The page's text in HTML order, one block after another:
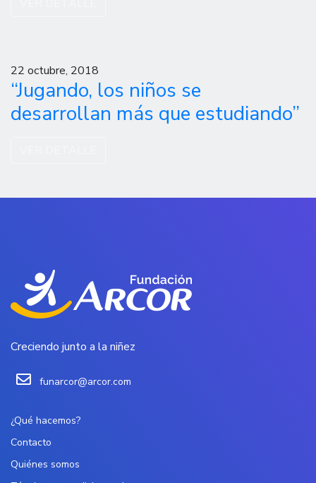
22 octubre, 2018
“Jugando, los niños se
desarrollan más que estudiando”
Creciendo junto a la niñez
funarcor@arcor.com
¿Qué hacemos?
Contacto
Quiénes somos